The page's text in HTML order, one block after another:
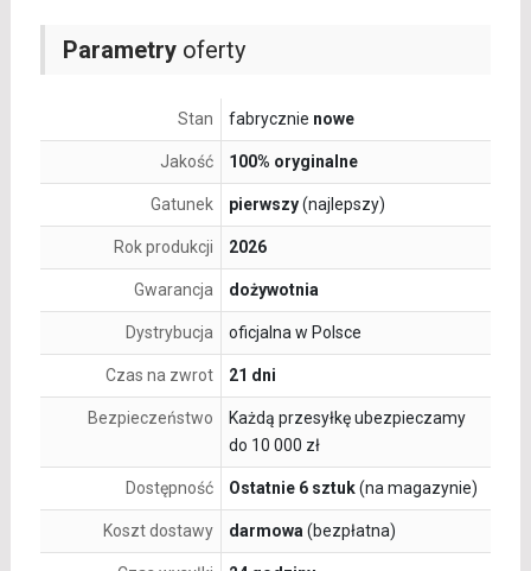
Parametryoferty
Stan fabrycznie nowe
Jakość 100% oryginalne
Gatunek pierwszy(najlepszy)
Rok produkcji 2026
Gwarancja dożywotnia
Dystrybucja oficjalna w Polsce
Czas na zwrot 21 dni
Bezpieczeństwo
Każdą przesyłkę ubezpieczamy
do 10 000 zł
Dostępność Ostatnie 6 sztuk(na magazynie)
Koszt dostawy darmowa (bezpłatna)